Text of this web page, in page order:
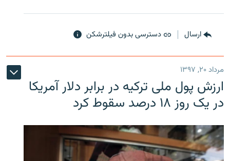
ارسال دسترسی بدون فیلترشکن
مرداد ۲۰, ۱۳۹۷
ارزش پول ملی ترکیه در برابر دلار آمریکا
در یک روز ۱۸ درصد سقوط کرد